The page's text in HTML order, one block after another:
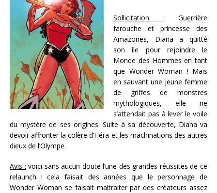
Sollicitation : Guerrière
farouche et princesse des
Amazones, Diana a quitté
son île pour rejoindre le
Monde des Hommes en tant
que Wonder Woman ! Mais
en sauvant une jeune femme
de griffes de monstres
mythologiques, elle ne
s’attendait pas à lever le voile
du mystère de ses origines. Suite à sa découverte, Diana va
devoir affronter la colère d’Héra et les machinations des autres
dieux de l’Olympe.
Avis : voici sans aucun doute l’une des grandes réussites de ce
relaunch ! cela faisait des années que le personnage de
Wonder Woman se faisait maltraiter par des créateurs assez